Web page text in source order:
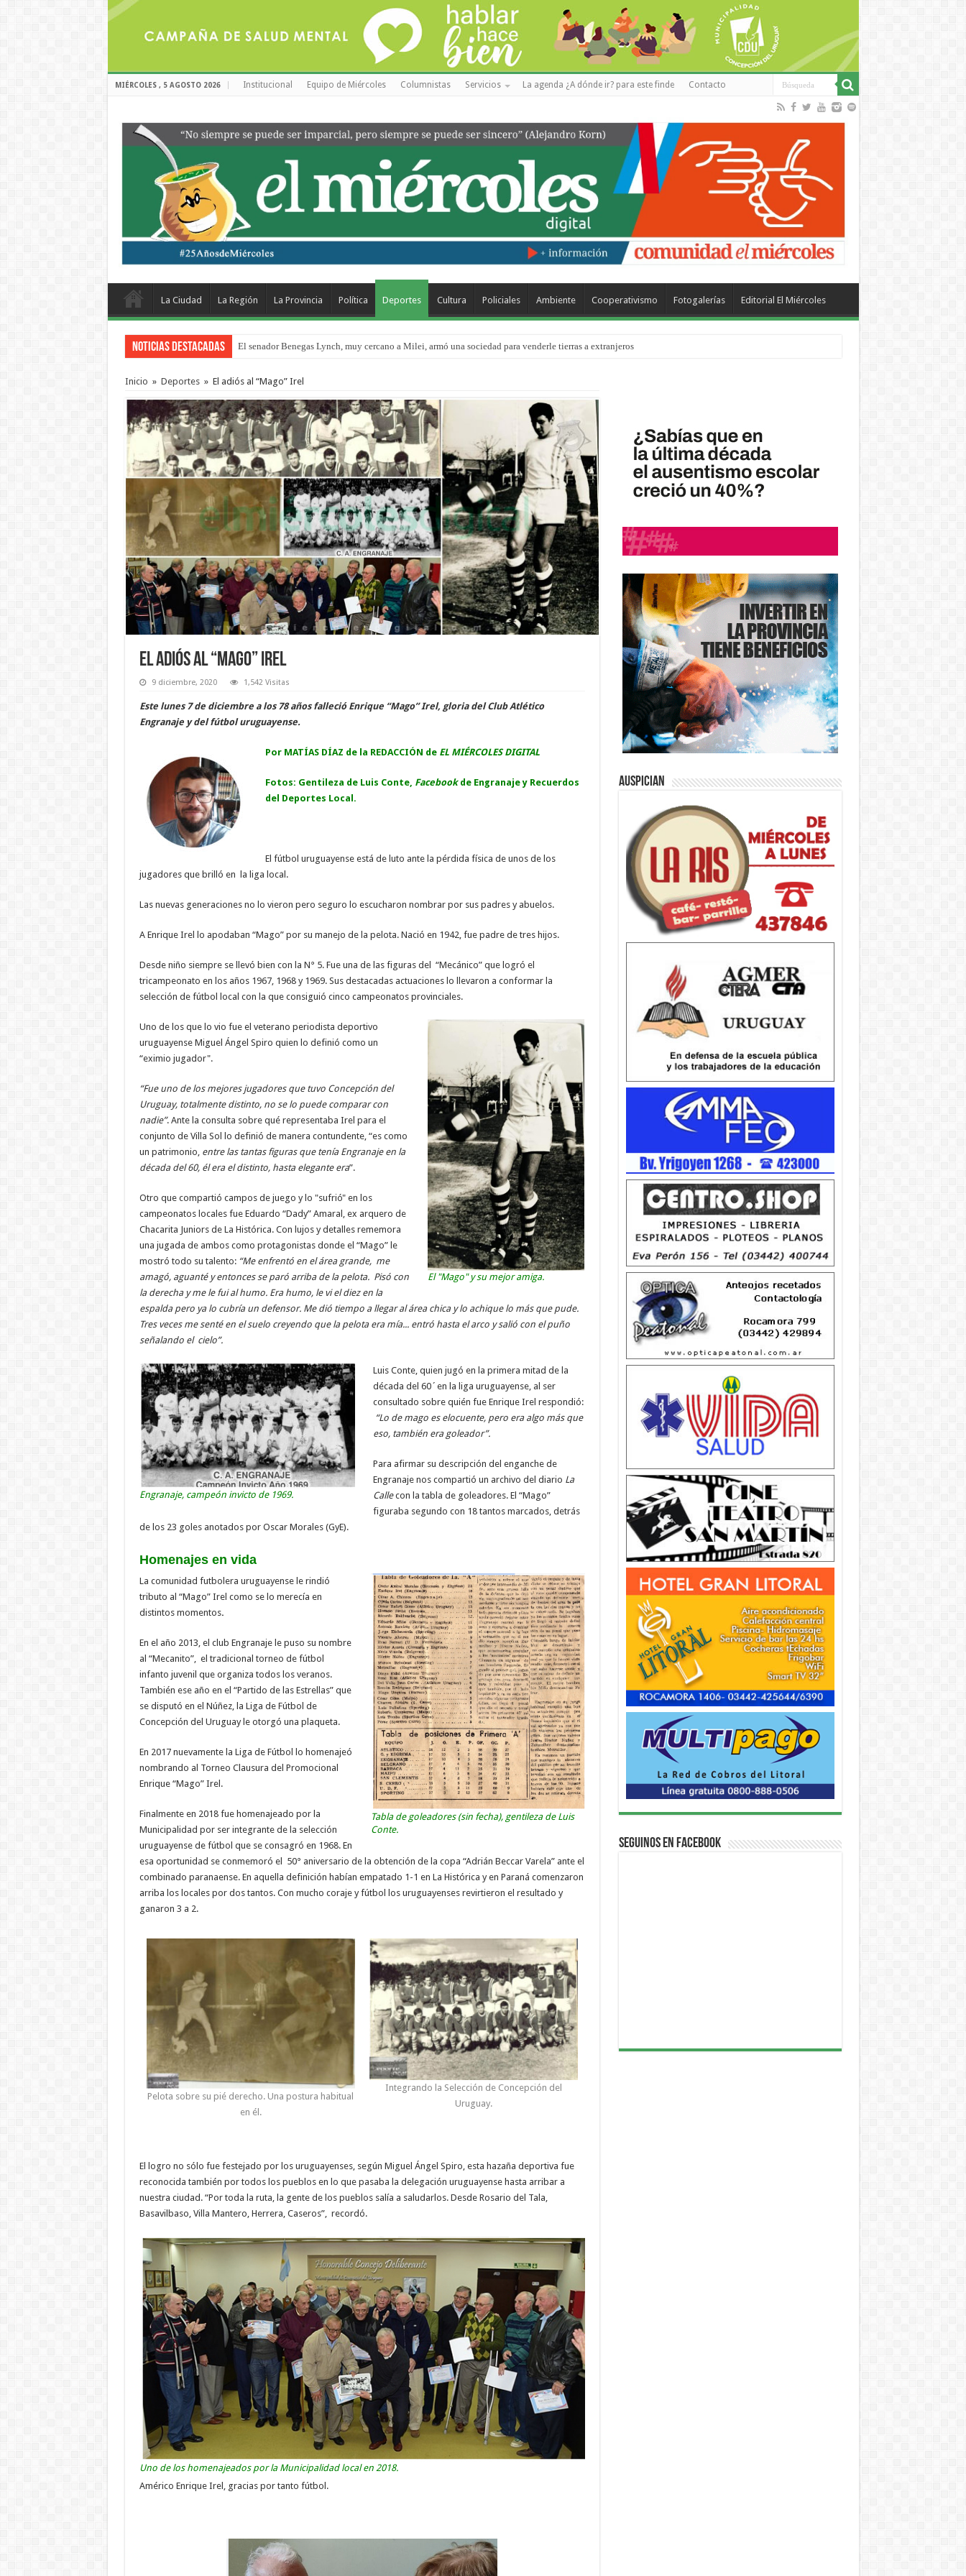
MIÉRCOLES , 5 AGOSTO 2026 Institucional Equipo de Miércoles Columnistas Servicios La agenda ¿A dónde ir? para este finde Contacto
La Ciudad La Región La Provincia Política Deportes Cultura Policiales Ambiente Cooperativismo Fotogalerías Editorial El Miércoles
Noticias Destacadas El senador Benegas Lynch, muy cercano a Milei, armó una sociedad para venderle tierras a extranjeros
El gobierno baja el capítulo de extranjerización de tierras
Inicio » Deportes » El adiós al “Mago” Irel
El adiós al “Mago” Irel
9 diciembre, 2020 1,542 Visitas
Este lunes 7 de diciembre a los 78 años falleció Enrique “Mago” Irel, gloria del Club Atlético
Engranaje y del fútbol uruguayense.
Por MATÍAS DÍAZ de la REDACCIÓN de EL MIÉRCOLES DIGITAL
Fotos: Gentileza de Luis Conte, Facebookde Engranaje y Recuerdos
del Deportes Local.
El fútbol uruguayense está de luto ante la pérdida física de unos de los
jugadores que brilló en la liga local.
Las nuevas generaciones no lo vieron pero seguro lo escucharon nombrar por sus padres y abuelos.
A Enrique Irel lo apodaban “Mago” por su manejo de la pelota. Nació en 1942, fue padre de tres hijos.
Desde niño siempre se llevó bien con la N° 5. Fue una de las figuras del “Mecánico” que logró el
tricampeonato en los años 1967, 1968 y 1969. Sus destacadas actuaciones lo llevaron a conformar la
selección de fútbol local con la que consiguió cinco campeonatos provinciales.
El "Mago" y su mejor amiga.
Uno de los que lo vio fue el veterano periodista deportivo
uruguayense Miguel Ángel Spiro quien lo definió como un
“eximio jugador".
“Fue uno de los mejores jugadores que tuvo Concepción del
Uruguay, totalmente distinto, no se lo puede comparar con
nadie”. Ante la consulta sobre qué representaba Irel para el
conjunto de Villa Sol lo definió de manera contundente, “es como
un patrimonio, entre las tantas figuras que tenía Engranaje en la
década del 60, él era el distinto, hasta elegante era”.
Otro que compartió campos de juego y lo "sufrió" en los
campeonatos locales fue Eduardo “Dady” Amaral, ex arquero de
Chacarita Juniors de La Histórica. Con lujos y detalles rememora
una jugada de ambos como protagonistas donde el “Mago” le
mostró todo su talento: “Me enfrentó en el área grande, me
amagó, aguanté y entonces se paró arriba de la pelota. Pisó con
la derecha y me le fui al humo. Era humo, le vi el diez en la
espalda pero ya lo cubría un defensor. Me dió tiempo a llegar al área chica y lo achique lo más que pude.
Tres veces me senté en el suelo creyendo que la pelota era mía... entró hasta el arco y salió con el puño
señalando el cielo”.
Engranaje, campeón invicto de 1969.
Luis Conte, quien jugó en la primera mitad de la
década del 60´en la liga uruguayense, al ser
consultado sobre quién fue Enrique Irel respondió:
“Lo de mago es elocuente, pero era algo más que
eso, también era goleador”.
Para afirmar su descripción del enganche de
Engranaje nos compartió un archivo del diario La
Callecon la tabla de goleadores. El “Mago”
figuraba segundo con 18 tantos marcados, detrás
de los 23 goles anotados por Oscar Morales (GyE).
Homenajes en vida
Tabla de goleadores (sin fecha), gentileza de Luis
Conte.
La comunidad futbolera uruguayense le rindió
tributo al “Mago” Irel como se lo merecía en
distintos momentos.
En el año 2013, el club Engranaje le puso su nombre
al “Mecanito”, el tradicional torneo de fútbol
infanto juvenil que organiza todos los veranos.
También ese año en el “Partido de las Estrellas” que
se disputó en el Núñez, la Liga de Fútbol de
Concepción del Uruguay le otorgó una plaqueta.
En 2017 nuevamente la Liga de Fútbol lo homenajeó
nombrando al Torneo Clausura del Promocional
Enrique “Mago” Irel.
Finalmente en 2018 fue homenajeado por la
Municipalidad por ser integrante de la selección
uruguayense de fútbol que se consagró en 1968. En
esa oportunidad se conmemoró el 50° aniversario de la obtención de la copa “Adrián Beccar Varela” ante el
combinado paranaense. En aquella definición habían empatado 1-1 en La Histórica y en Paraná comenzaron
arriba los locales por dos tantos. Con mucho coraje y fútbol los uruguayenses revirtieron el resultado y
ganaron 3 a 2.
Pelota sobre su pié derecho. Una postura habitual
en él.
Integrando la Selección de Concepción del
Uruguay.
El logro no sólo fue festejado por los uruguayenses, según Miguel Ángel Spiro, esta hazaña deportiva fue
reconocida también por todos los pueblos en lo que pasaba la delegación uruguayense hasta arribar a
nuestra ciudad. “Por toda la ruta, la gente de los pueblos salía a saludarlos. Desde Rosario del Tala,
Basavilbaso, Villa Mantero, Herrera, Caseros”, recordó.
Uno de los homenajeados por la Municipalidad local en 2018.
Américo Enrique Irel, gracias por tanto fútbol.
Auspician
Seguinos en Facebook